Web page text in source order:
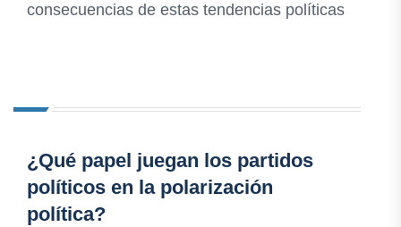
consecuencias de estas tendencias políticas
¿Qué papel juegan los partidos
políticos en la polarización
política?